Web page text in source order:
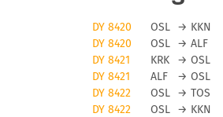
DY 8420 OSL → KKN
DY 8420
OSL → ALF
DY 8421
KRK → OSL
DY 8421
ALF → OSL
DY 8422
OSL → TOS
DY 8422
OSL → KKN